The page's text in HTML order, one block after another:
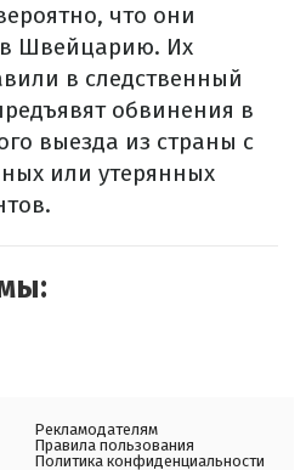
что они
в Швейцарию. Их
в следственный
обвинения в
выезда из страны с
или утерянных
Рекламодателям
Правила пользования
Политика конфиденциальности